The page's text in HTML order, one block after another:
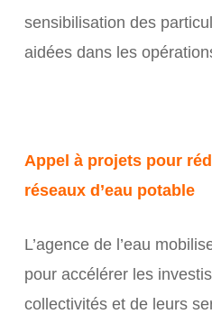
sensibilisation des
aidées dans les
Appel à projets pour
réseaux d’eau potable
L’agence de l’eau
pour accélérer les
collectivités et de leurs